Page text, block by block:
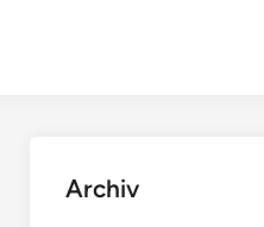
Archiv